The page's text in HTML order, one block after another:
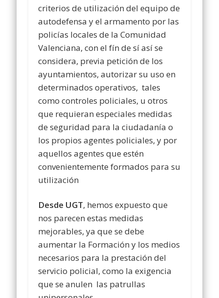
criterios de utilización del equipo de
autodefensa y el armamento por las
policías locales de la Comunidad
Valenciana, con el fín de sí así se
considera, previa petición de los
ayuntamientos, autorizar su uso en
determinados operativos, tales
como controles policiales, u otros
que requieran especiales medidas
de seguridad para la ciudadanía o
los propios agentes policiales, y por
aquellos agentes que estén
convenientemente formados para su
utilización
Desde UGT, hemos expuesto que
nos parecen estas medidas
mejorables, ya que se debe
aumentar la Formación y los medios
necesarios para la prestación del
servicio policial, como la exigencia
que se anulen las patrullas